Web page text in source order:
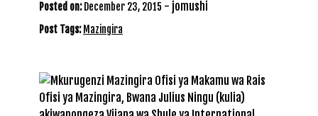
Posted on: December 23, 2015 - jomushi
Post Tags: Mazingira